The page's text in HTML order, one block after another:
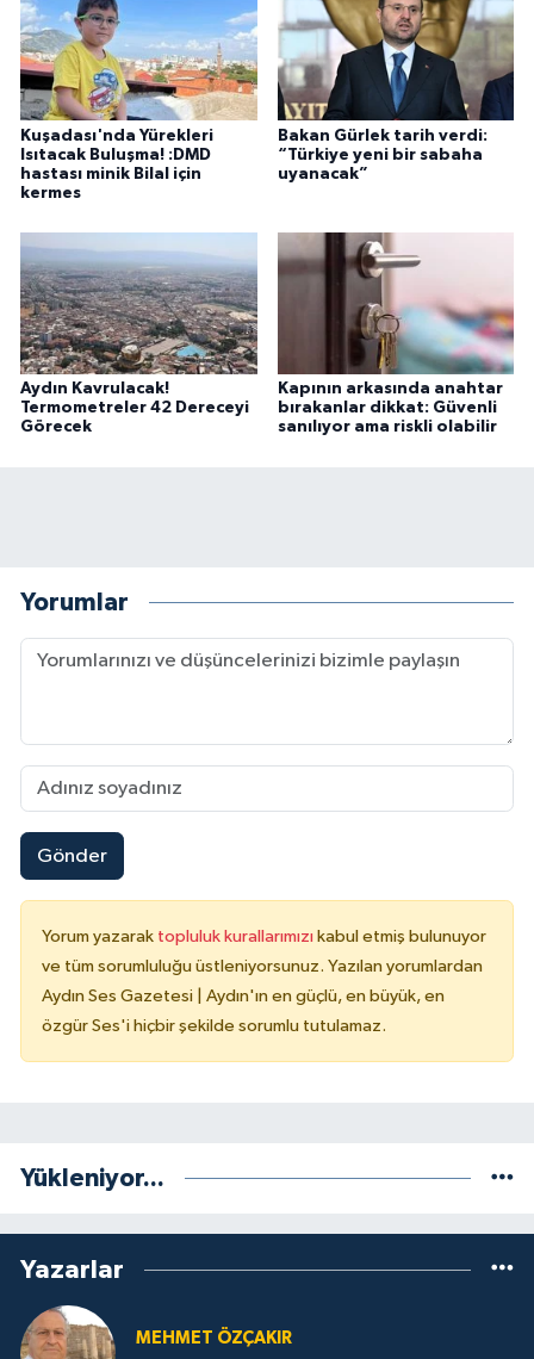
Kuşadası'nda Yürekleri
Isıtacak Buluşma! :DMD
hastası minik Bilal için
kermes
Bakan Gürlek tarih verdi:
“Türkiye yeni bir sabaha
uyanacak”
Aydın Kavrulacak!
Termometreler 42 Dereceyi
Görecek
Kapının arkasında anahtar
bırakanlar dikkat: Güvenli
sanılıyor ama riskli olabilir
Yorumlar
Gönder
Yorum yazarak topluluk kurallarımızı kabul etmiş bulunuyor
ve tüm sorumluluğu üstleniyorsunuz. Yazılan yorumlardan
Aydın Ses Gazetesi | Aydın'ın en güçlü, en büyük, en
özgür Ses'i hiçbir şekilde sorumlu tutulamaz.
Yükleniyor...
Yazarlar
MEHMET ÖZÇAKIR